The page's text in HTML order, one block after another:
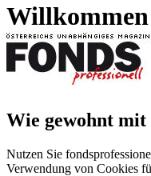
Wie gewohnt mit
Nutzen Sie
Verwendung von Cookies